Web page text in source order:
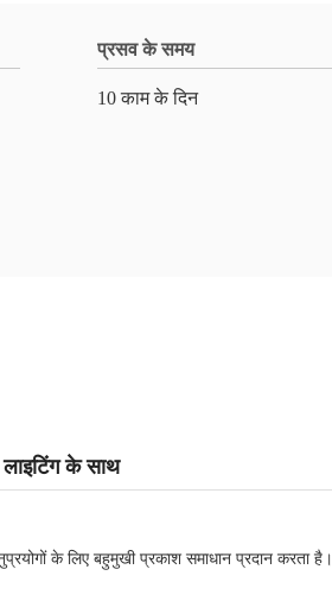
प्रसव के समय
10 काम के दिन
के साथ
के लिए बहुमुखी प्रकाश समाधान प्रदान करता है।